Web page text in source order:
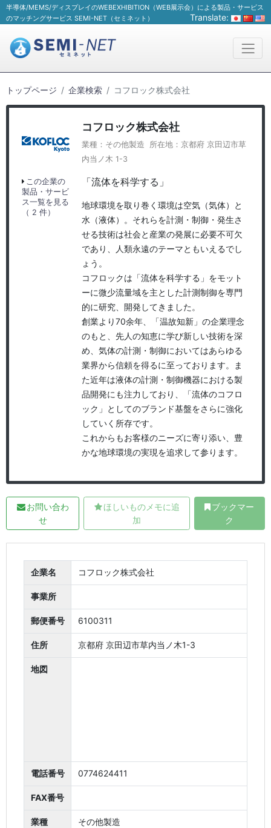
半導体/MEMS/ディスプレイのWEBEXHIBITION（WEB展示会）による製品・サービス
のマッチングサービス SEMI-NET（セミネット）
Translate:
トップページ 企業検索 コフロック株式会社
この企業の
製品・サービ
ス一覧を見る
（ 2 件）
コフロック株式会社
業種：その他製造 所在地：京都府 京田辺市草
内当ノ木 1-3
「流体を科学する」
地球環境を取り巻く環境は空気（気体）と
水（液体）。それらを計測・制御・発生さ
せる技術は社会と産業の発展に必要不可欠
であり、人類永遠のテーマともいえるでし
ょう。
コフロックは「流体を科学する」をモット
ーに微少流量域を主とした計測制御を専門
的に研究、開発してきました。
創業より70余年、「温故知新」の企業理念
のもと、先人の知恵に学び新しい技術を深
め、気体の計測・制御においてはあらゆる
業界から信頼を得るに至っております。ま
た近年は液体の計測・制御機器における製
品開発にも注力しており、「流体のコフロ
ック」としてのブランド基盤をさらに強化
していく所存です。
これからもお客様のニーズに寄り添い、豊
かな地球環境の実現を追求して参ります。
お問い合わ
せ
ほしいものメモに追
加
ブックマー
ク
企業名 コフロック株式会社
事業所
郵便番号 6100311
住所 京都府 京田辺市草内当ノ木1-3
地図
電話番号 0774624411
FAX番号
業種 その他製造